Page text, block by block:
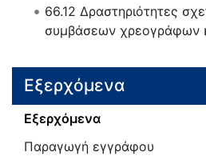
66.12 Δραστηριότητες
συμβάσεων χρεογράφων
Εξερχόμενα
Εξερχόμενα
Παραγωγή εγγράφου